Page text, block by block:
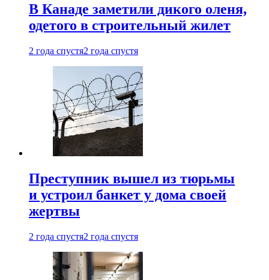
В Канаде заметили дикого оленя,
одетого в строительный жилет
2 года спустя2 года спустя
Преступник вышел из тюрьмы
и устроил банкет у дома своей
жертвы
2 года спустя2 года спустя